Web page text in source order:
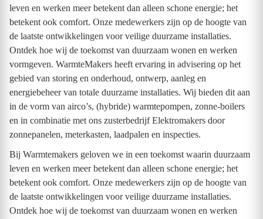
leven en werken meer betekent dan alleen schone energie; het
betekent ook comfort. Onze medewerkers zijn op de hoogte van
de laatste ontwikkelingen voor veilige duurzame installaties.
Ontdek hoe wij de toekomst van duurzaam wonen en werken
vormgeven. WarmteMakers heeft ervaring in advisering op het
gebied van storing en onderhoud, ontwerp, aanleg en
energiebeheer van totale duurzame installaties. Wij bieden dit aan
in de vorm van airco’s, (hybride) warmtepompen, zonne-boilers
en in combinatie met ons zusterbedrijf Elektromakers door
zonnepanelen, meterkasten, laadpalen en inspecties.
Bij Warmtemakers geloven we in een toekomst waarin duurzaam
leven en werken meer betekent dan alleen schone energie; het
betekent ook comfort. Onze medewerkers zijn op de hoogte van
de laatste ontwikkelingen voor veilige duurzame installaties.
Ontdek hoe wij de toekomst van duurzaam wonen en werken